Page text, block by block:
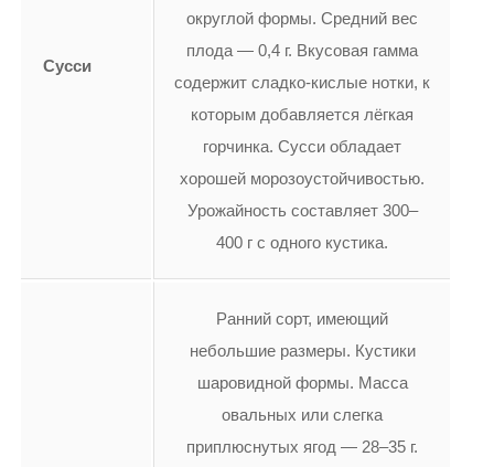
Сусси
округлой формы. Средний вес
плода — 0,4 г. Вкусовая гамма
содержит сладко-кислые нотки, к
которым добавляется лёгкая
горчинка. Сусси обладает
хорошей морозоустойчивостью.
Урожайность составляет 300–
400 г с одного кустика.
Ранний сорт, имеющий
небольшие размеры. Кустики
шаровидной формы. Масса
овальных или слегка
приплюснутых ягод — 28–35 г.